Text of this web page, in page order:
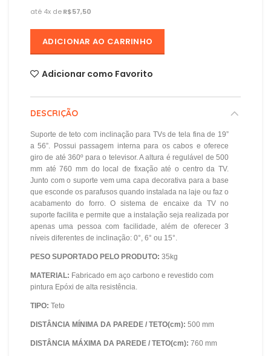
R$
ADICIONAR AO CARRINHO
Adicionar como Favorito
DESCRIÇÃO
Suporte de teto com inclinação para TVs de tela fina de 19”
a 56”. Possui passagem interna para os cabos e oferece
giro de até 360º para o televisor. A altura é regulável de 500
mm até 760 mm do local de fixação até o centro da TV.
Junto com o suporte vem uma capa decorativa para a base
que esconde os parafusos quando instalada na laje ou faz o
acabamento do forro. O sistema de encaixe da TV no
suporte facilita e permite que a instalação seja realizada por
apenas uma pessoa com facilidade, além de oferecer 3
níveis diferentes de inclinação: 0°, 6° ou 15°.
PESO SUPORTADO PELO PRODUTO: 35kg
MATERIAL: Fabricado em aço carbono e revestido com
pintura Epóxi de alta resistência.
TIPO: Teto
DISTÂNCIA MÍNIMA DA PAREDE / TETO(cm): 500 mm
DISTÂNCIA MÁXIMA DA PAREDE / TETO(cm): 760 mm